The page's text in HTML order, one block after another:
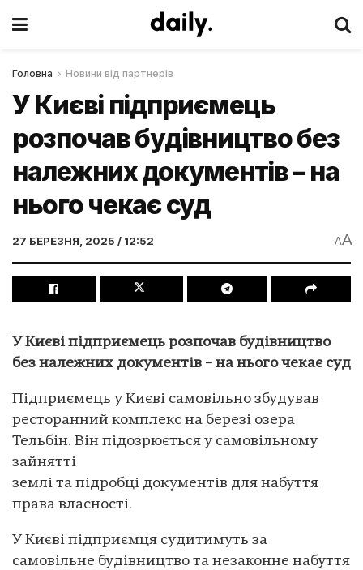
Головна Новини від партнерів
У Києві підприємець
розпочав будівництво без
належних документів – на
нього чекає суд
27 БЕРЕЗНЯ, 2025 / 12:52 AA
У Києві підприємець розпочав будівництво
без належних документів – на нього чекає суд
Підприємець у Києві самовільно збудував
ресторанний комплекс на березі озера
Тельбін. Він підозрюється у самовільному
зайнятті
землі та підробці документів для набуття
права власності.
У Києві підприємця судитимуть за
самовільне будівництво та незаконне набуття